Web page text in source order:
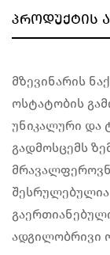
პროდუქტის
მზევინარის
ოსტატობის
უნიკალური და
გადმოსცემს
ადგილობრივი